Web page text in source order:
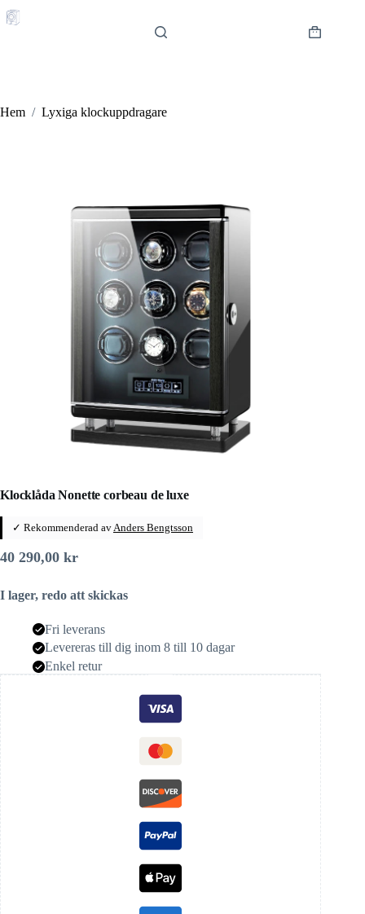
till
Varukorg
Hem / Lyxiga klockuppdragare
Klocklåda Nonette corbeau de luxe
✓ Rekommenderad av Anders Bengtsson
40 290,00 kr
I lager, redo att skickas
Fri leverans
Levereras till dig inom 8 till 10 dagar
Enkel retur